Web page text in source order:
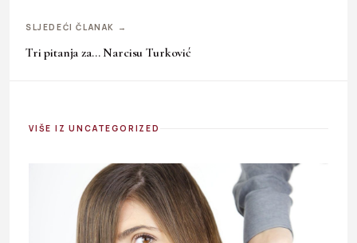
SLJEDEĆI ČLANAK →
Tri pitanja za… Narcisu Turković
VIŠE IZ UNCATEGORIZED